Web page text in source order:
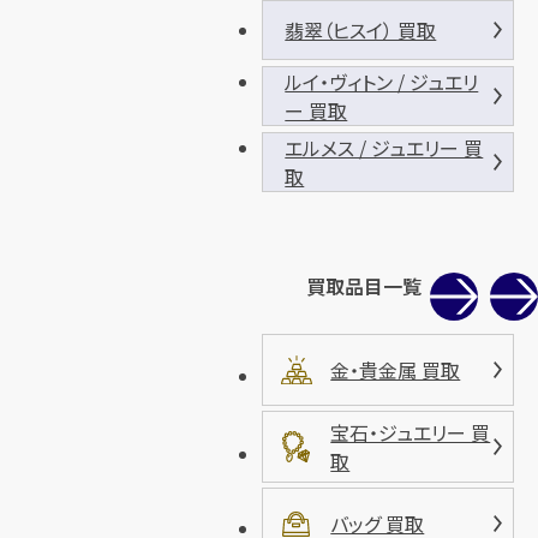
翡翠（ヒスイ） 買取
ルイ・ヴィトン / ジュエリ
ー 買取
エルメス / ジュエリー 買
取
買取品目一覧
金・貴金属 買取
宝石・ジュエリー 買
取
バッグ 買取